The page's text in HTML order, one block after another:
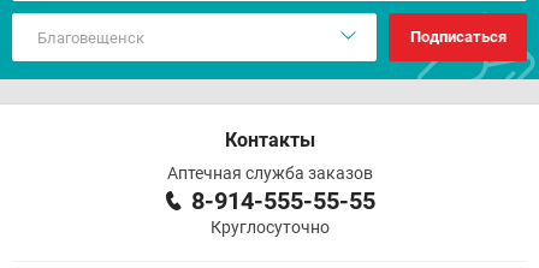
Подписаться
Контакты
Аптечная служба заказов
8-914-555-55-55
Круглосуточно